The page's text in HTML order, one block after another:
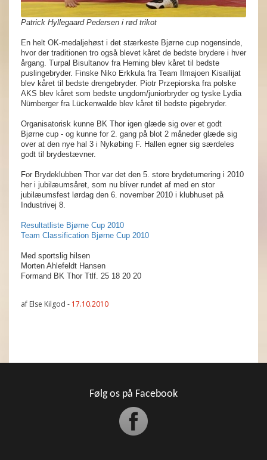
Patrick Hyllegaard Pedersen i rød trikot
En helt OK-medaljehøst i det stærkeste Bjørne cup nogensinde,
hvor der traditionen tro også blevet kåret de bedste brydere i hver
årgang. Turpal Bisultanov fra Herning blev kåret til bedste
puslingebryder. Finske Niko Erkkula fra Team Ilmajoen Kisailijat
blev kåret til bedste drengebryder. Piotr Przepiorska fra polske
AKS blev kåret som bedste ungdom/juniorbryder og tyske Lydia
Nürnberger fra Lückenwalde blev kåret til bedste pigebryder.
Organisatorisk kunne BK Thor igen glæde sig over et godt
Bjørne cup - og kunne for 2. gang på blot 2 måneder glæde sig
over at den nye hal 3 i Nykøbing F. Hallen egner sig særdeles
godt til brydestævner.
For Brydeklubben Thor var det den 5. store brydeturnering i 2010
her i jubilæumsåret, som nu bliver rundet af med en stor
jubilæumsfest lørdag den 6. november 2010 i klubhuset på
Industrivej 8.
Resultatliste Bjørne Cup 2010
Team Classification Bjørne Cup 2010
Med sportslig hilsen
Morten Ahlefeldt Hansen
Formand BK Thor Ttlf. 25 18 20 20
af Else Kilgod - 17.10.2010
Følg os på Facebook